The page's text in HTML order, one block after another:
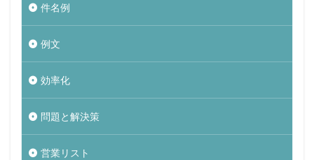
件名例
例文
効率化
問題と解決策
営業リスト